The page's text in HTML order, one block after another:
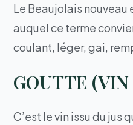
Le Beaujolais
auquel ce terme
coulant, léger, gai,
GOUTTE (VIN
C’est le vin issu du jus